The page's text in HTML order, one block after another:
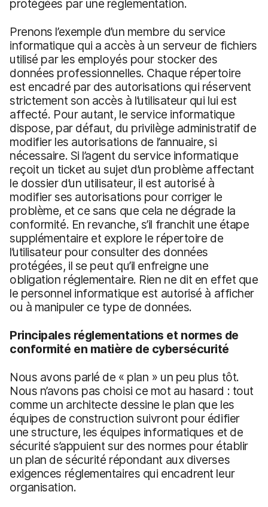
protégées par une réglementation.
Prenons l’exemple d’un membre du service
informatique qui a accès à un serveur de fichiers
utilisé par les employés pour stocker des
données professionnelles. Chaque répertoire
est encadré par des autorisations qui réservent
strictement son accès à l’utilisateur qui lui est
affecté. Pour autant, le service informatique
dispose, par défaut, du privilège administratif de
modifier les autorisations de l’annuaire, si
nécessaire. Si l’agent du service informatique
reçoit un ticket au sujet d’un problème affectant
le dossier d’un utilisateur, il est autorisé à
modifier ses autorisations pour corriger le
problème, et ce sans que cela ne dégrade la
conformité. En revanche, s’il franchit une étape
supplémentaire et explore le répertoire de
l’utilisateur pour consulter des données
protégées, il se peut qu’il enfreigne une
obligation réglementaire. Rien ne dit en effet que
le personnel informatique est autorisé à afficher
ou à manipuler ce type de données.
Principales réglementations et normes de
conformité en matière de cybersécurité
Nous avons parlé de « plan » un peu plus tôt.
Nous n’avons pas choisi ce mot au hasard : tout
comme un architecte dessine le plan que les
équipes de construction suivront pour édifier
une structure, les équipes informatiques et de
sécurité s’appuient sur des normes pour établir
un plan de sécurité répondant aux diverses
exigences réglementaires qui encadrent leur
organisation.